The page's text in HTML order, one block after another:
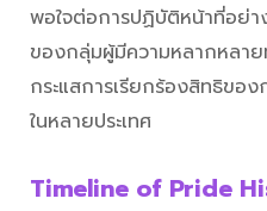
พอใจต่อการปฏิบัติหน้าที่อย่า
ของกลุ่มผู้มีความหลากหลา
กระแสการเรียกร้องสิทธิขอ
ในหลายประเทศ
Timeline of Pride